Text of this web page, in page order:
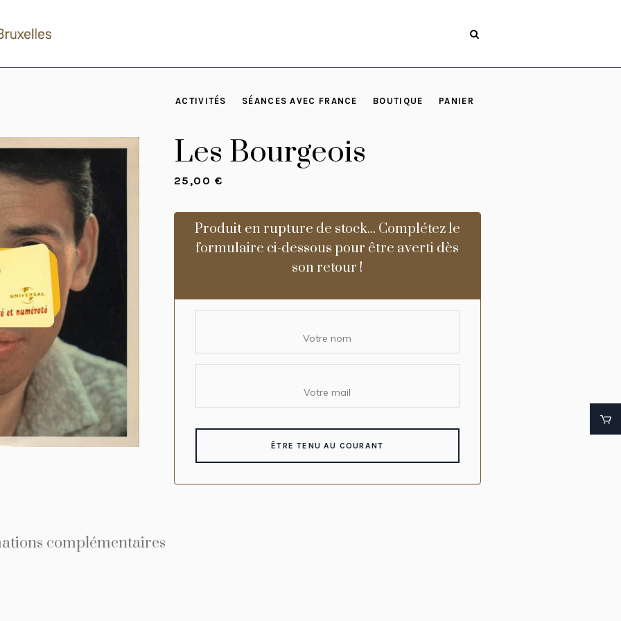
ACTIVITÉS SÉANCES AVEC FRANCE BOUTIQUE PANIER
Les Bourgeois
25,00 €
Produit en rupture de stock... Complétez le
formulaire ci-dessous pour être averti dès
son retour !
complémentaires